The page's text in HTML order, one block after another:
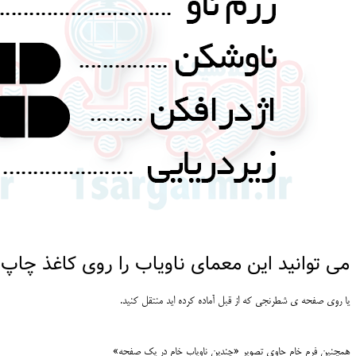
می توانید این معمای ناویاب را روی کاغذ
یا روی صفحه ی شطرنجی که از قبل آماده کرده اید منتقل کنید.
همچنین فرم خام حاوی تصویر «چندین ناویاب خام در یک صفحه»